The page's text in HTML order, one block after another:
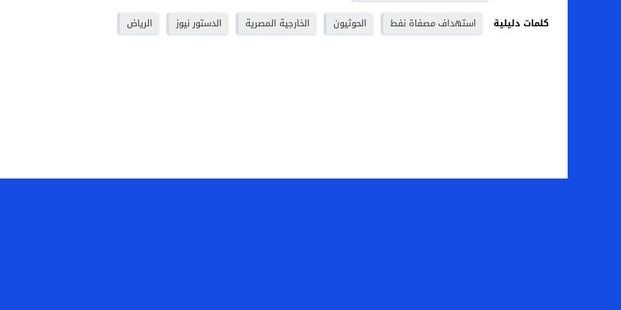
كلمات دليلية
استهداف مصفاة نفط الحوثيون الخارجية المصرية الدستور نيوز الرياض